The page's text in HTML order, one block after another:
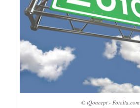
© iQoncept - Fotolia.com